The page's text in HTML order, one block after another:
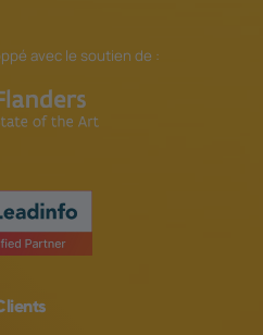
avec le soutien de :